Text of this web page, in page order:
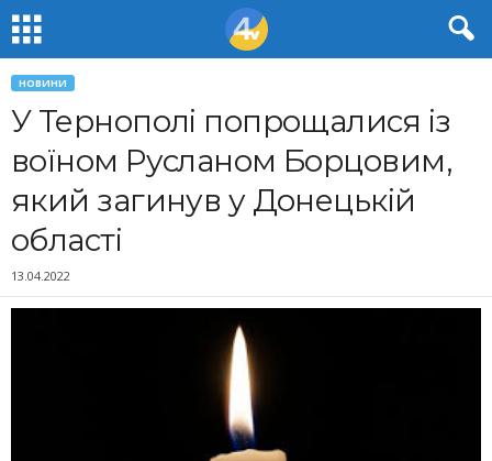
НОВИНИ
У Тернополі попрощалися із
воїном Русланом Борцовим,
який загинув у Донецькій
області
13.04.2022